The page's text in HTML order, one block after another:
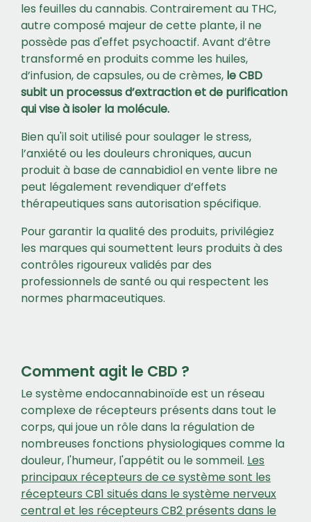
les feuilles du cannabis. Contrairement au THC,
autre composé majeur de cette plante, il ne
possède pas d'effet psychoactif. Avant d’être
transformé en produits comme les huiles,
d’infusion, de capsules, ou de crèmes, le CBD
subit un processus d’extraction et de purification
qui vise à isoler la molécule.
Bien qu'il soit utilisé pour soulager le stress,
l’anxiété ou les douleurs chroniques, aucun
produit à base de cannabidiol en vente libre ne
peut légalement revendiquer d’effets
thérapeutiques sans autorisation spécifique.
Pour garantir la qualité des produits, privilégiez
les marques qui soumettent leurs produits à des
contrôles rigoureux validés par des
professionnels de santé ou qui respectent les
normes pharmaceutiques.
Comment agit le CBD ?
Le système endocannabinoïde est un réseau
complexe de récepteurs présents dans tout le
corps, qui joue un rôle dans la régulation de
nombreuses fonctions physiologiques comme la
douleur, l'humeur, l'appétit ou le sommeil. Les
principaux récepteurs de ce système sont les
récepteurs CB1 situés dans le système nerveux
central et les récepteurs CB2 présents dans le